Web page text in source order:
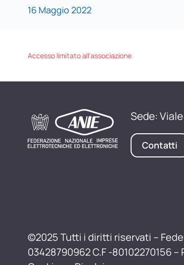
16 Maggio 2022
Accesso limitato all'associazione
Sede:
Contatti
©2025 Tutti i diritti riservati –
03428790962 C.F -80102270156 –